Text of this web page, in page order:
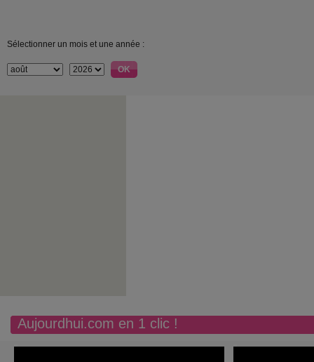
Sélectionner un mois et une année :
Aujourdhui.com en 1 clic !